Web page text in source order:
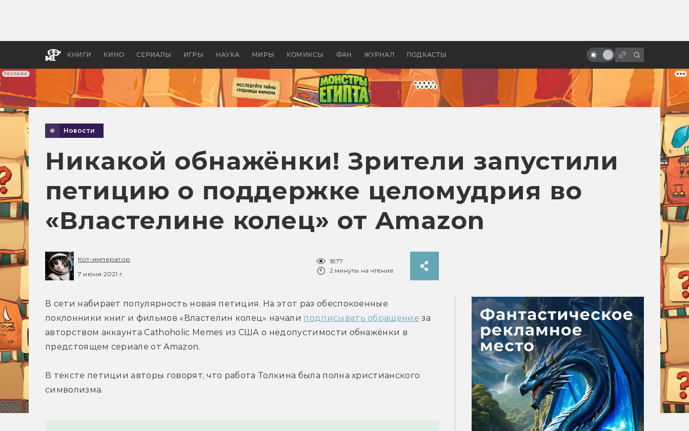
РЕКЛАМА
КНИГИ КИНО СЕРИАЛЫ ИГРЫ НАУКА МИРЫ КОМИКСЫ ФАН ЖУРНАЛ ПОДКАСТЫ
апокалипсис, в России —
бы «Властелина колец»
никто не понял
Новости
Никакой обнажёнки! Зрители запустили
петицию о поддержке целомудрия во
«Властелине колец» от Amazon
Кот-император
7 июня 2021 г.
1877
2 минуты на чтение
В сети набирает популярность новая петиция. На этот раз обеспокоенные
поклонники книг и фильмов «Властелин колец» начали подписывать обращение за
авторством аккаунта Cathoholic Memes из США о недопустимости обнажёнки в
предстоящем сериале от Amazon.
В тексте петиции авторы говорят, что работа Толкина была полна христианского
символизма.